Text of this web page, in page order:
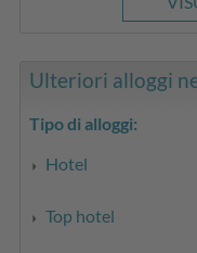
Ulteriori alloggi
Tipo di alloggi:
Hotel
Top hotel